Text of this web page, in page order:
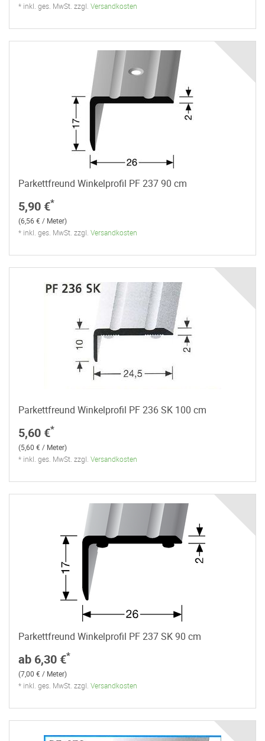
* inkl. ges. MwSt. zzgl. Versandkosten
Parkettfreund Winkelprofil PF 237 90 cm
5,90 €*
(6,56 € / Meter)
* inkl. ges. MwSt. zzgl. Versandkosten
Parkettfreund Winkelprofil PF 236 SK 100 cm
5,60 €*
(5,60 € / Meter)
* inkl. ges. MwSt. zzgl. Versandkosten
Parkettfreund Winkelprofil PF 237 SK 90 cm
ab 6,30 €*
(7,00 € / Meter)
* inkl. ges. MwSt. zzgl. Versandkosten